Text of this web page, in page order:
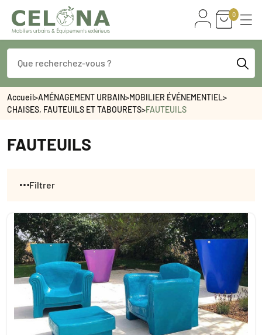
0
Accueil>AMÉNAGEMENT URBAIN>MOBILIER ÉVÉNEMENTIEL>
CHAISES, FAUTEUILS ET TABOURETS>FAUTEUILS
FAUTEUILS
Filtrer